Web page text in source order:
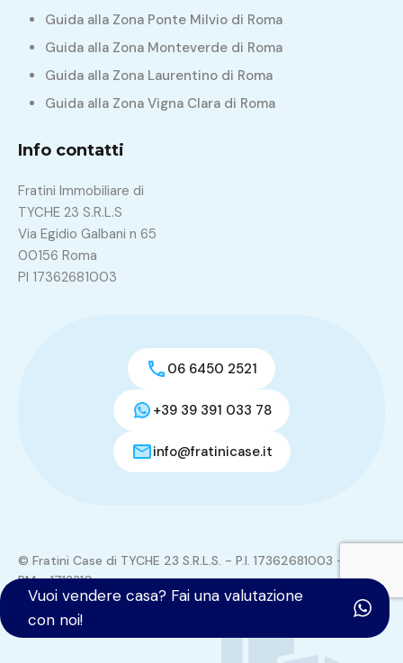
Guida alla Zona Ponte Milvio di Roma
Guida alla Zona Monteverde di Roma
Guida alla Zona Laurentino di Roma
Guida alla Zona Vigna Clara di Roma
Info contatti
Fratini Immobiliare di
TYCHE 23 S.R.L.S
Via Egidio Galbani n 65
00156 Roma
PI 17362681003
06 6450 2521
+39 39 391 033 78
info@fratinicase.it
© Fratini Case di TYCHE 23 S.R.L.S. - P.I. 17362681003 - REA:
RM - 1713310
Tutti i contenuti del sito sono di proprietà di TYCHE 23
S.R.L.S.
Vuoi vendere casa? Fai una valutazione
con noi!